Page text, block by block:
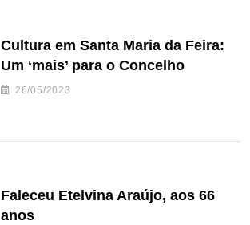
Cultura em Santa Maria da Feira:
Um ‘mais’ para o Concelho
26/05/2023
Faleceu Etelvina Araújo, aos 66
anos